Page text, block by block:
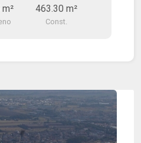
463.30 m²
Const.